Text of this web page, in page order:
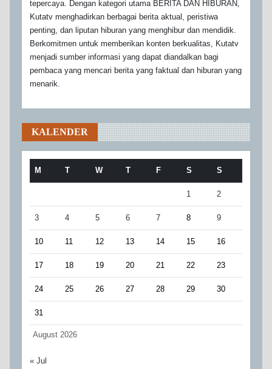
tepercaya. Dengan kategori utama BERITA DAN HIBURAN,
Kutatv menghadirkan berbagai berita aktual, peristiwa
penting, dan liputan hiburan yang menghibur dan mendidik.
Berkomitmen untuk memberikan konten berkualitas, Kutatv
menjadi sumber informasi yang dapat diandalkan bagi
pembaca yang mencari berita yang faktual dan hiburan yang
menarik.
KALENDER
August 2026
M T W T F S S
1 2
3 4 5 6 7 8 9
10 11 12 13 14 15 16
17 18 19 20 21 22 23
24 25 26 27 28 29 30
31
« Jul